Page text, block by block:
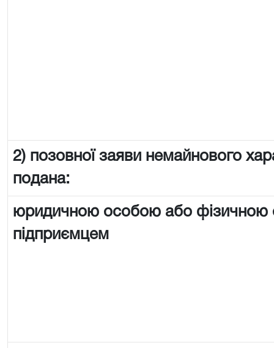
2) позовної заяви немайнового
подана:
юридичною особою або
підприємцем